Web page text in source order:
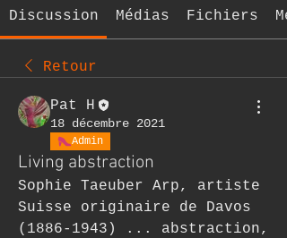
Discussion Médias Fichiers
Retour
Pat H
18 décembre 2021
Admin
Living abstraction
Sophie Taeuber Arp, artiste
Suisse originaire de Davos
(1886-1943) ... abstraction,